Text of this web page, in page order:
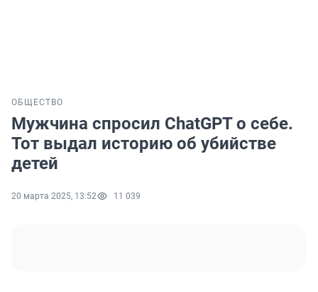
ОБЩЕСТВО
Мужчина спросил ChatGPT о себе.
Тот выдал историю об убийстве
детей
20 марта 2025, 13:52 11 039